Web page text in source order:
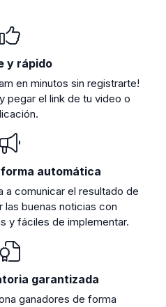
y rápido
en minutos sin registrarte!
pegar el link de tu video o
automática
a comunicar el resultado de
buenas noticias con
y fáciles de implementar.
garantizada
ganadores de forma